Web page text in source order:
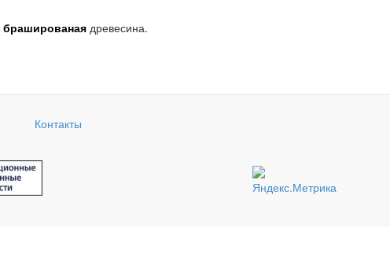
брашированая древесина.
Контакты